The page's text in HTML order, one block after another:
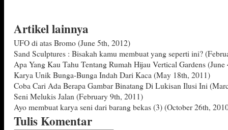
Artikel lainnya
UFO di atas Bromo(June 5th, 2012)
Sand Sculptures : Bisakah kamu membuat yang seperti ini?
Apa Yang Kau Tahu Tentang Rumah Hijau Vertical Gardens(June
Karya Unik Bunga-Bunga Indah Dari Kaca (May 18th, 2011)
Coba Cari Ada Berapa Gambar Binatang Di Lukisan Ilusi Ini
Seni Melukis Jalan (February 9th, 2011)
Ayo membuat karya seni dari barang bekas (3)(October 26th,
Tulis Komentar